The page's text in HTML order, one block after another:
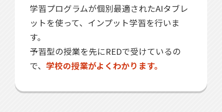
学習プログラムが個別最適されたAIタブレ
ットを使って、インプット学習を行いま
す。
予習型の授業を先にREDで受けているの
で、 学校の授業がよくわかります。